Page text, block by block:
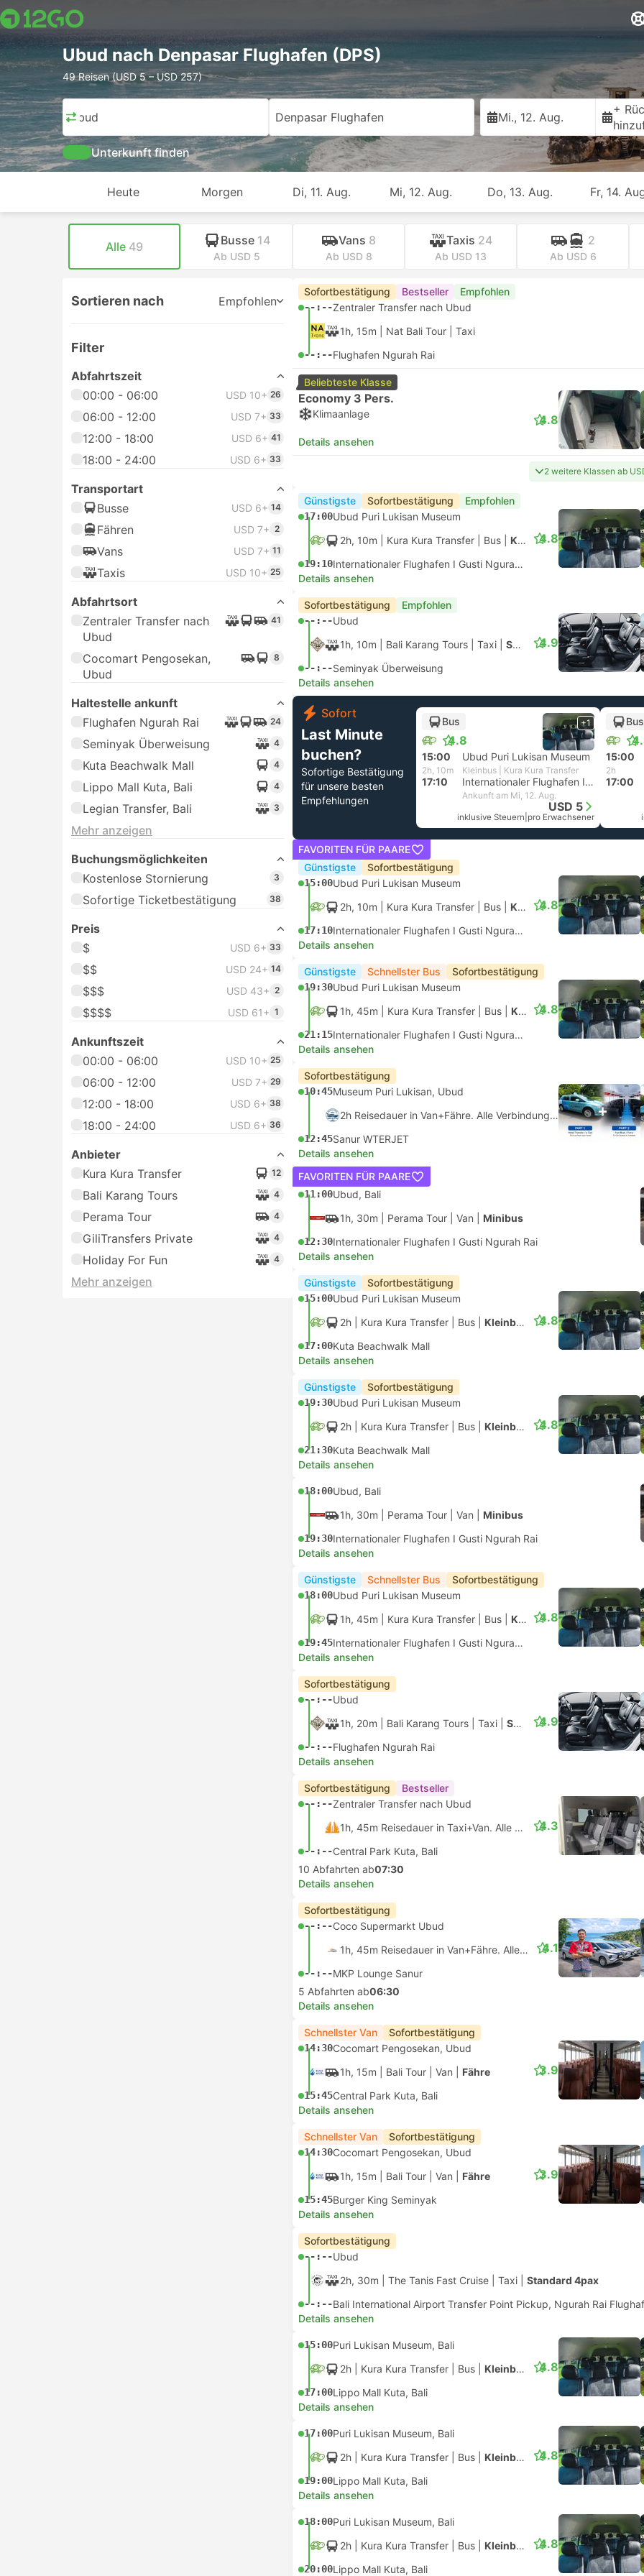
Ubud nach Denpasar Flughafen (DPS)
49 Reisen (USD 5 – USD 257)
Ubud Denpasar Flughafen Mi., 12. Aug.
+
Unterkunft finden
Heute Morgen Di, 11. Aug. Mi, 12. Aug. Do, 13. Aug. Fr, 14.
Alle 49 Busse 14
Ab USD 5
Vans 8
Ab USD 8
Taxis 24
Ab USD 13
2
Ab USD 6
Sortieren nach Empfohlen
Filter
Abfahrtszeit
00:00 - 06:00
USD 10+ 26
06:00 - 12:00 USD 7+ 33
12:00 - 18:00 USD 6+ 41
18:00 - 24:00 USD 6+ 33
Transportart
Busse
USD 6+ 14
Fähren USD 7+ 2
Vans USD 7+ 11
Taxis USD 10+ 25
Abfahrtsort
Zentraler Transfer nach
Ubud
41
Cocomart Pengosekan,
Ubud
8
Haltestelle ankunft
Flughafen Ngurah Rai
24
Seminyak Überweisung 4
Kuta Beachwalk Mall 4
Lippo Mall Kuta, Bali 4
Legian Transfer, Bali 3
Mehr anzeigen
Buchungsmöglichkeiten
Kostenlose Stornierung
3
Sofortige Ticketbestätigung 38
Preis
$
USD 6+ 33
$$ USD 24+ 14
$$$ USD 43+ 2
$$$$ USD 61+ 1
Ankunftszeit
00:00 - 06:00
USD 10+ 25
06:00 - 12:00 USD 7+ 29
12:00 - 18:00 USD 6+ 38
18:00 - 24:00 USD 6+ 36
Anbieter
Kura Kura Transfer
12
Bali Karang Tours 4
Perama Tour 4
GiliTransfers Private 4
Holiday For Fun 4
Mehr anzeigen
Sofortbestätigung Bestseller Empfohlen
--:--Zentraler Transfer nach Ubud
1h, 15m | Nat Bali Tour Taxi
--:--Flughafen Ngurah Rai
Beliebteste Klasse
Economy 3 Pers.
Klimaanlage
Details ansehen
4.8
2 weitere Klassen ab
Günstigste Sofortbestätigung Empfohlen
17:00Ubud Puri Lukisan Museum
2h, 10m | Kura Kura Transfer Bus Kleinbus
19:10 Internationaler Flughafen I Gusti Ngurah Rai, Denpasar
4.8
Details ansehen
Sofortbestätigung Empfohlen
--:--Ubud
1h, 10m | Bali Karang Tours Taxi SUV 4 Personen
--:--Seminyak Überweisung
4.9
Details ansehen
Sofort
Last Minute
buchen?
Sofortige Bestätigung
für unsere besten
Empfehlungen
Bus
4.8
+1
15:00 Ubud Puri Lukisan Museum
2h, 10m Kleinbus | Kura Kura Transfer
17:10 Internationaler Flughafen I Gusti Ngurah Rai, Denpasar
Ankunft am Mi, 12. Aug.
USD 5
inklusive Steuern pro Erwachsener
Bus
15:00
2h
17:00
FAVORITEN FÜR PAARE
Günstigste
Sofortbestätigung
15:00Ubud Puri Lukisan Museum
2h, 10m | Kura Kura Transfer Bus Kleinbus
17:10 Internationaler Flughafen I Gusti Ngurah Rai, Denpasar
4.8
Details ansehen
Günstigste Schnellster Bus Sofortbestätigung
19:30Ubud Puri Lukisan Museum
1h, 45m | Kura Kura Transfer Bus Kleinbus
21:15 Internationaler Flughafen I Gusti Ngurah Rai, Denpasar
4.8
Details ansehen
Sofortbestätigung
10:45Museum Puri Lukisan, Ubud
2h Reisedauer in Van+Fähre. Alle Verbindungen sind garantiert
12:45Sanur WTERJET
Details ansehen
FAVORITEN FÜR PAARE
11:00Ubud, Bali
1h, 30m | Perama Tour Van Minibus
12:30Internationaler Flughafen I Gusti Ngurah Rai
Details ansehen
Günstigste Sofortbestätigung
15:00Ubud Puri Lukisan Museum
2h | Kura Kura Transfer Bus Kleinbus
17:00Kuta Beachwalk Mall
4.8
Details ansehen
Günstigste Sofortbestätigung
19:30Ubud Puri Lukisan Museum
2h | Kura Kura Transfer Bus Kleinbus
21:30Kuta Beachwalk Mall
4.8
Details ansehen
18:00Ubud, Bali
1h, 30m | Perama Tour Van Minibus
19:30Internationaler Flughafen I Gusti Ngurah Rai
Details ansehen
Günstigste Schnellster Bus Sofortbestätigung
18:00Ubud Puri Lukisan Museum
1h, 45m | Kura Kura Transfer Bus Kleinbus
19:45 Internationaler Flughafen I Gusti Ngurah Rai, Denpasar
4.8
Details ansehen
Sofortbestätigung
--:--Ubud
1h, 20m | Bali Karang Tours Taxi SUV 4 Personen
--:--Flughafen Ngurah Rai
4.9
Details ansehen
Sofortbestätigung Bestseller
--:--Zentraler Transfer nach Ubud
1h, 45m Reisedauer in Taxi+Van. Alle Verbindungen sind garantiert
--:--Central Park Kuta, Bali
4.3
10 Abfahrten ab07:30
Details ansehen
Sofortbestätigung
--:--Coco Supermarkt Ubud
1h, 45m Reisedauer in Van+Fähre. Alle Verbindungen sind garantiert
--:--MKP Lounge Sanur
4.1
5 Abfahrten ab06:30
Details ansehen
Schnellster Van Sofortbestätigung
14:30Cocomart Pengosekan, Ubud
1h, 15m | Bali Tour Van Fähre
15:45Central Park Kuta, Bali
3.9
Details ansehen
Schnellster Van Sofortbestätigung
14:30Cocomart Pengosekan, Ubud
1h, 15m | Bali Tour Van Fähre
15:45Burger King Seminyak
3.9
Details ansehen
Sofortbestätigung
--:--Ubud
2h, 30m | The Tanis Fast Cruise Taxi Standard 4pax
--:--Bali International Airport Transfer Point Pickup, Ngurah Rai
Details ansehen
15:00Puri Lukisan Museum, Bali
2h | Kura Kura Transfer Bus Kleinbus
17:00Lippo Mall Kuta, Bali
4.8
Details ansehen
17:00Puri Lukisan Museum, Bali
2h | Kura Kura Transfer Bus Kleinbus
19:00Lippo Mall Kuta, Bali
4.8
Details ansehen
18:00Puri Lukisan Museum, Bali
2h | Kura Kura Transfer Bus Kleinbus
20:00Lippo Mall Kuta, Bali
4.8